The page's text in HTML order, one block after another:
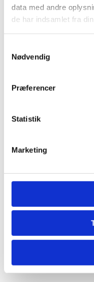
data med andre
de har indsamlet fra
Nødvendig
Præferencer
Statistik
MarketingKrystaller